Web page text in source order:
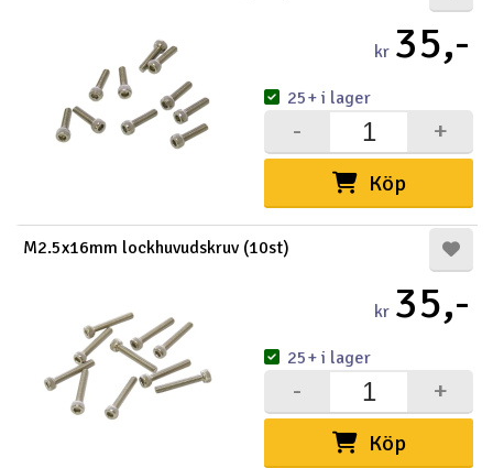
kr 35,-
Köp
+
-
25+ i lager
M2.5x16mm lockhuvudskruv (10st)
kr 35,-
Köp
+
-
25+ i lager